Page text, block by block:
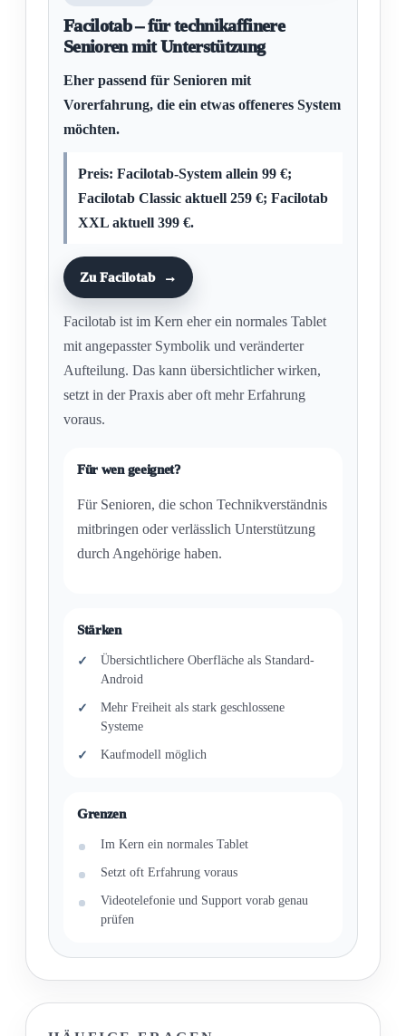
Facilotab – für technikaffinere
Senioren mit Unterstützung
Eher passend für Senioren mit
Vorerfahrung, die ein etwas offeneres System
möchten.
Preis: Facilotab-System allein 99 €;
Facilotab Classic aktuell 259 €; Facilotab
XXL aktuell 399 €.
Zu Facilotab
Facilotab ist im Kern eher ein normales Tablet
mit angepasster Symbolik und veränderter
Aufteilung. Das kann übersichtlicher wirken,
setzt in der Praxis aber oft mehr Erfahrung
voraus.
Für wen geeignet?
Für Senioren, die schon Technikverständnis
mitbringen oder verlässlich Unterstützung
durch Angehörige haben.
Stärken
Übersichtlichere Oberfläche als Standard-
Android
Mehr Freiheit als stark geschlossene
Systeme
Kaufmodell möglich
Grenzen
Im Kern ein normales Tablet
Setzt oft Erfahrung voraus
Videotelefonie und Support vorab genau
prüfen